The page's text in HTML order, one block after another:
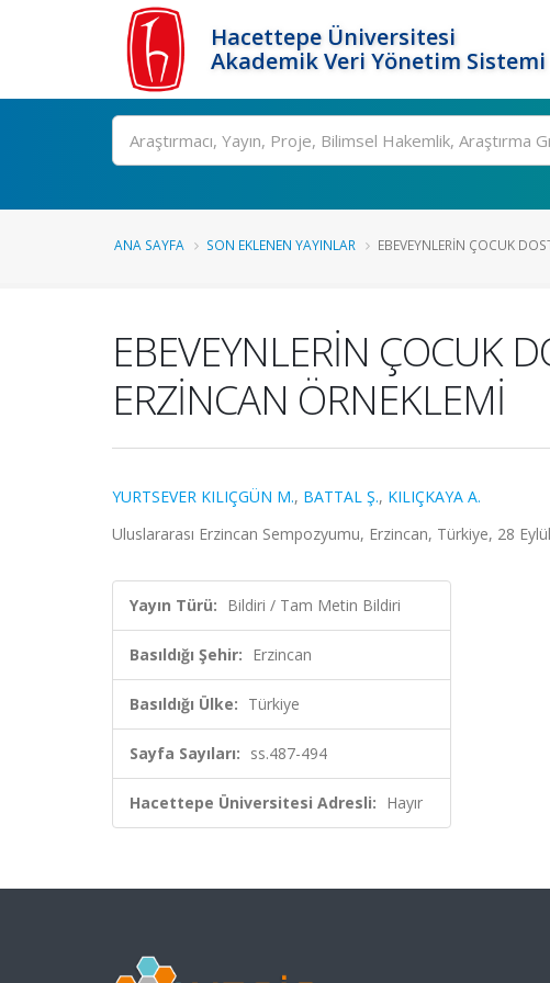
Hacettepe Üniversitesi
Akademik Veri Yönetim Sistemi
Ara
ANA SAYFA SON EKLENEN YAYINLAR EBEVEYNLERİN ÇOCUK
EBEVEYNLERİN ÇOCUK
ERZİNCAN ÖRNEKLEMİ
YURTSEVER KILIÇGÜN M., BATTAL Ş., KILIÇKAYA A.
Uluslararası Erzincan Sempozyumu, Erzincan, Türkiye, 28
Yayın Türü: Bildiri / Tam Metin Bildiri
Basıldığı Şehir: Erzincan
Basıldığı Ülke: Türkiye
Sayfa Sayıları: ss.487-494
Hacettepe Üniversitesi Adresli: Hayır